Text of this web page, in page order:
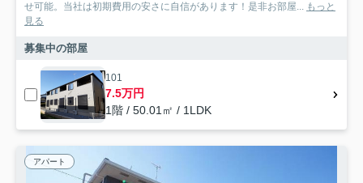
せ可能。当社は初期費用の安さに自信があります！是非お部屋... もっと
見る
募集中の部屋
101
7.5万円
1階 / 50.01㎡ / 1LDK
アパート